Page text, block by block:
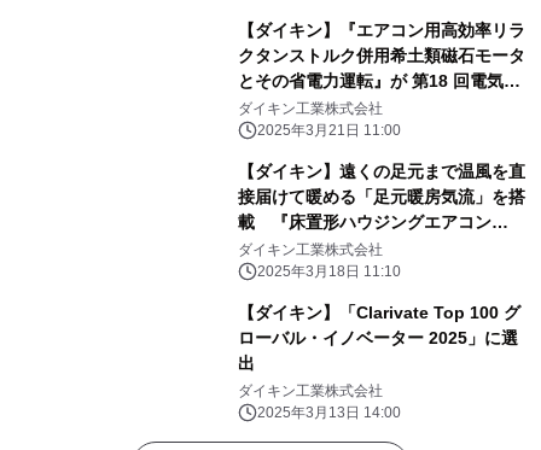
【ダイキン】『エアコン用高効率リラ
クタンストルク併用希土類磁石モータ
とその省電力運転』が 第18 回電気技
術顕彰「でんきの礎」を受賞
ダイキン工業株式会社
2025年3月21日 11:00
【ダイキン】遠くの足元まで温風を直
接届けて暖める「足元暖房気流」を搭
載 『床置形ハウジングエアコン
(VR、V、VDシリーズ)』を新発売
ダイキン工業株式会社
2025年3月18日 11:10
【ダイキン】「Clarivate Top 100 グ
ローバル・イノベーター 2025」に選
出
ダイキン工業株式会社
2025年3月13日 14:00